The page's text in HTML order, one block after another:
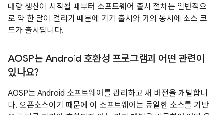
대량 생산이 시작될 때부터 소프트웨어 출시 절차는 일반적으
로 약 한 달이 걸리기 때문에 기기 출시와 거의 동시에 소스 코
드가 출시됩니다.
AOSP는 Android 호환성 프로그램과 어떤 관련이
있나요?
AOSP는 Android 소프트웨어를 관리하고 새 버전을 개발합니
다. 오픈소스이기 때문에 이 소프트웨어는 동일한 소스를 기반